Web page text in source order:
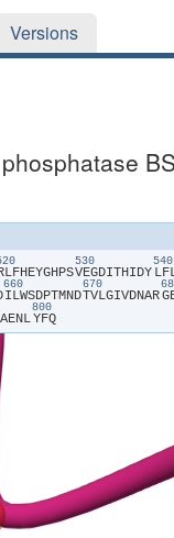
Versions
​L​​F​​H​​E​​Y​​G​​H​​P​​S​
530
​V​​E​​G​​D​​I​​T​​H​​I​​D​​Y​ ​L​​F​
660
​I​​L​​W​​S​​D​​P​​T​​M​​N​​D​
670
​T​​V​​L​​G​​I​​V​​D​​N​​A​​R​​G​
​A​​E​​N​​L​
800
​Y​​F​​Q​